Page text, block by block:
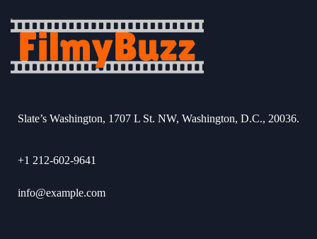
Slate’s Washington, 1707 L St. NW, Washington, D.C., 20036.
+1 212-602-9641
info@example.com